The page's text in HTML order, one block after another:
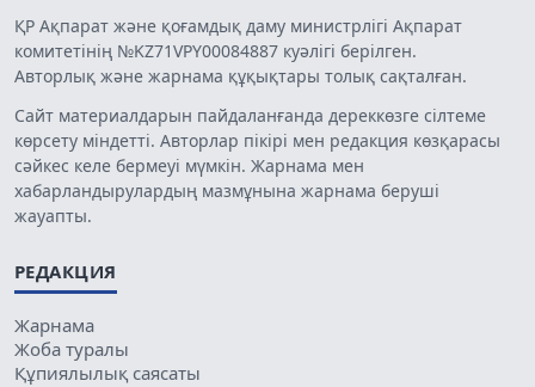
ҚР Ақпарат және қоғамдық даму министрлігі Ақпарат
комитетінің №KZ71VPY00084887 куәлігі берілген.
Авторлық және жарнама құқықтары толық сақталған.
Сайт материалдарын пайдаланғанда дереккөзге сілтеме
көрсету міндетті. Авторлар пікірі мен редакция көзқарасы
сәйкес келе бермеуі мүмкін. Жарнама мен
хабарландырулардың мазмұнына жарнама беруші
жауапты.
РЕДАКЦИЯ
Жарнама
Жоба туралы
Құпиялылық саясаты